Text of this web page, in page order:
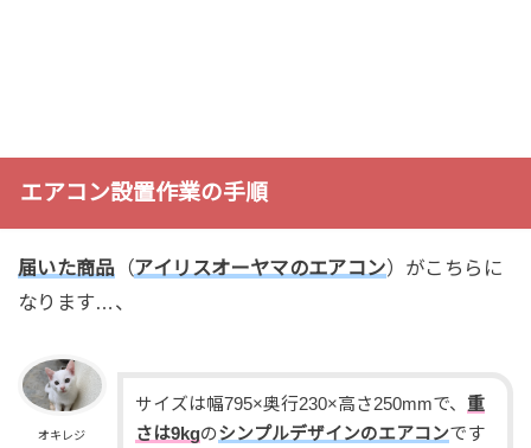
エアコン設置作業の手順
届いた商品 （アイリスオーヤマのエアコン）がこちらに
なります…、
オキレジ
サイズは幅795×奥行230×高さ250mmで、 重
さは9kgのシンプルデザインのエアコンです